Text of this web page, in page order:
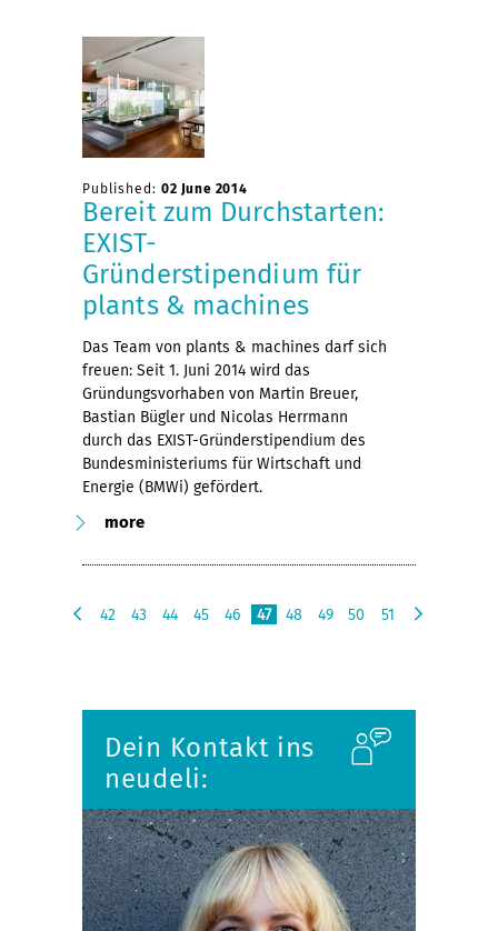
Published: 02 June 2014
Bereit zum Durchstarten:
EXIST-
Gründerstipendium für
plants & machines
Das Team von plants & machines darf sich
freuen: Seit 1. Juni 2014 wird das
Gründungsvorhaben von Martin Breuer,
Bastian Bügler und Nicolas Herrmann
durch das EXIST-Gründerstipendium des
Bundesministeriums für Wirtschaft und
Energie (BMWi) gefördert.
more
42 43 44 45 46 47 48 49 50
51
Dein Kontakt ins
neudeli: